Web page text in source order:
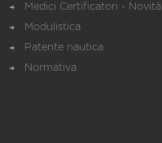
Medici Certificatori - Novità
Modulistica
Patente nautica
Normativa